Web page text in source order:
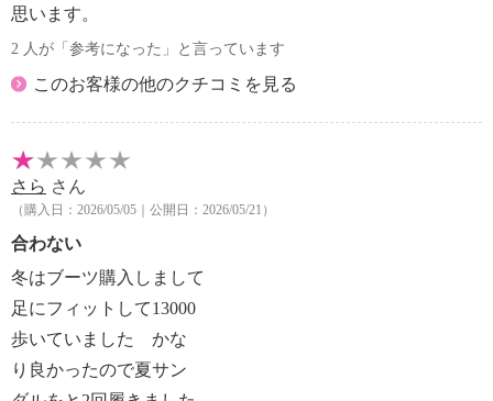
対応サイズ：２３．０ｃｍ〜２３．５ｃｍ
対応サイズ：２４．０ｃｍ〜２４．５ｃｍ
思います。
2 人が「参考になった」と言っています
このお客様の他のクチコミを見る
さら さん
（購入日：2026/05/05｜公開日：2026/05/21）
合わない
冬はブーツ購入しまして
足にフィットして13000
歩いていました かな
り良かったので夏サン